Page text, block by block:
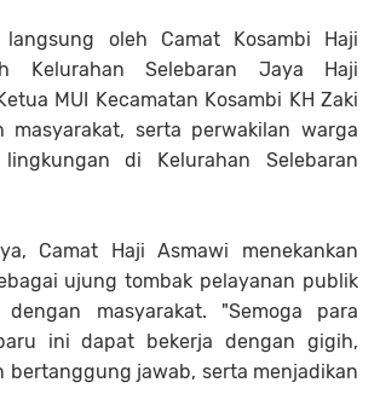
oleh Camat Kosambi Haji
Kelurahan Selebaran Jaya Haji
MUI Kecamatan Kosambi KH Zaki
masyarakat, serta perwakilan warga
di Kelurahan Selebaran
Camat Haji Asmawi menekankan
ujung tombak pelayanan publik
masyarakat. "Semoga para
ini dapat bekerja dengan gigih,
bertanggung jawab, serta menjadikan